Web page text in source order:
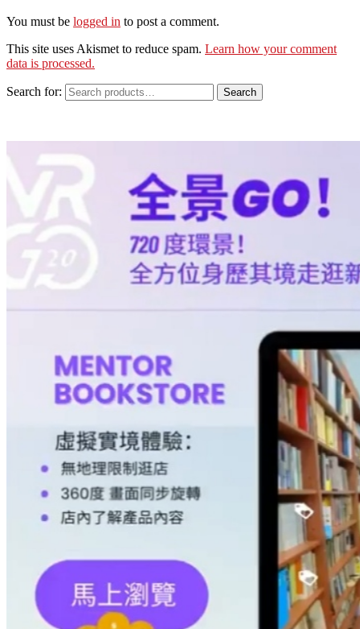
You must be logged in to post a comment.
This site uses Akismet to reduce spam. Learn how your comment
data is processed.
Search for: Search